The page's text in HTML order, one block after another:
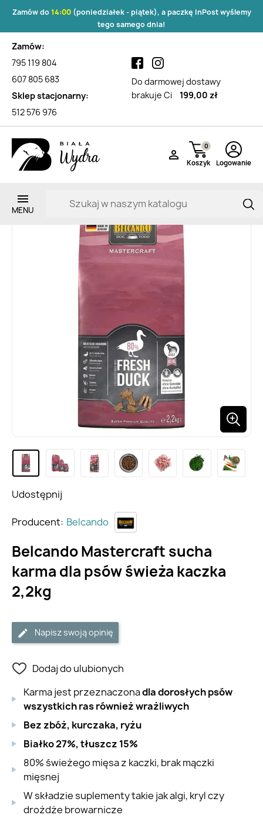
Zamów do14:00(poniedziałek - piątek), a paczkę InPost wyślemy
tego samego dnia!
Zamów:
795 119 804
607 805 683
Sklep stacjonarny:
512 576 976
Do darmowej dostawy
brakuje Ci
199,00 zł

Koszyk
0
Logowanie
Belcando Mastercraft sucha
karma dla psów świeża kaczka
2,2kg
Producent: Belcando
Napisz swoją opinię
Dodaj do ulubionych
Karma jest przeznaczonadla dorosłych psów
wszystkich ras również wrażliwych
Bez zbóż, kurczaka, ryżu
Białko 27%, tłuszcz 15%
80% świeżego mięsa z kaczki, brak mączki
mięsnej
W składzie suplementy takie jak algi, kryl czy
drożdże browarnicze
Udostępnij